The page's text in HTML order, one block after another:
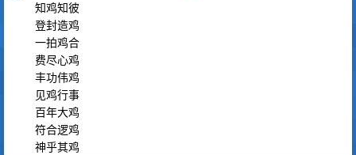
知鸡知彼
登封造鸡
一拍鸡合
费尽心鸡
丰功伟鸡
见鸡行事
百年大鸡
符合逻鸡
神乎其鸡